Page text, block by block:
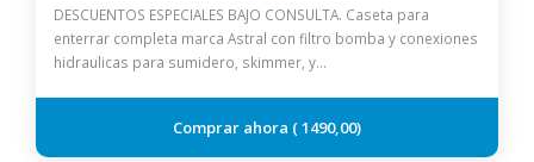
DESCUENTOS ESPECIALES BAJO CONSULTA. Caseta para
enterrar completa marca Astral con filtro bomba y conexiones
hidraulicas para sumidero, skimmer, y…
1490,00